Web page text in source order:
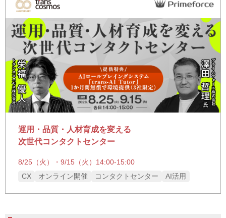
運用・品質・人材育成を変える
次世代コンタクトセンター
8/25（火）・9/15（火）14:00-15:00
CX
オンライン開催 コンタクトセンター AI活用